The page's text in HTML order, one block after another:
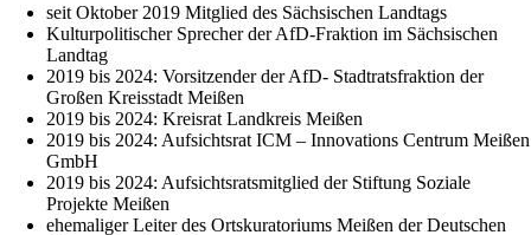
seit Oktober 2019 Mitglied des Sächsischen Landtags
Kulturpolitischer Sprecher der AfD-Fraktion im Sächsischen
Landtag
2019 bis 2024: Vorsitzender der AfD- Stadtratsfraktion der
Großen Kreisstadt Meißen
2019 bis 2024: Kreisrat Landkreis Meißen
2019 bis 2024: Aufsichtsrat ICM – Innovations Centrum Meißen
GmbH
2019 bis 2024: Aufsichtsratsmitglied der Stiftung Soziale
Projekte Meißen
ehemaliger Leiter des Ortskuratoriums Meißen der Deutschen